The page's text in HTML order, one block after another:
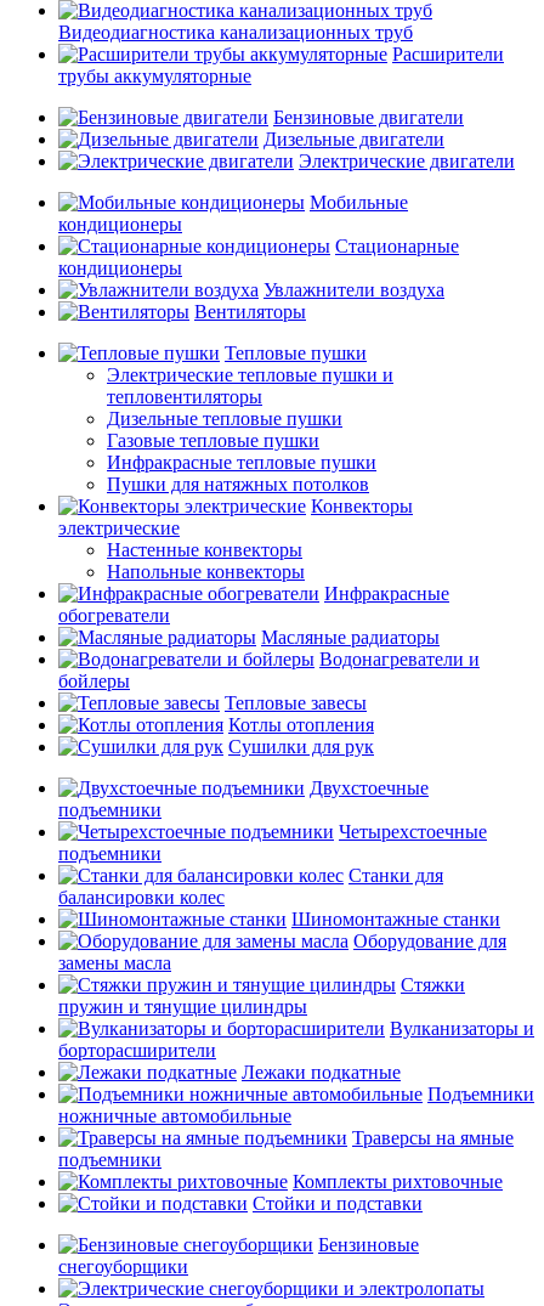
Видеодиагностика канализационных труб
Расширители
трубы аккумуляторные
Бензиновые двигатели
Дизельные двигатели
Электрические двигатели
Мобильные
кондиционеры
Стационарные
кондиционеры
Увлажнители воздуха
Вентиляторы
Тепловые пушки
Электрические тепловые пушки и
тепловентиляторы
Дизельные тепловые пушки
Газовые тепловые пушки
Инфракрасные тепловые пушки
Пушки для натяжных потолков
Конвекторы
электрические
Настенные конвекторы
Напольные конвекторы
Инфракрасные
обогреватели
Масляные радиаторы
Водонагреватели и
бойлеры
Тепловые завесы
Котлы отопления
Сушилки для рук
Двухстоечные
подъемники
Четырехстоечные
подъемники
Станки для
балансировки колес
Шиномонтажные станки
Оборудование для
замены масла
Стяжки
пружин и тянущие цилиндры
Вулканизаторы и
борторасширители
Лежаки подкатные
Подъемники
ножничные автомобильные
Траверсы на ямные
подъемники
Комплекты рихтовочные
Стойки и подставки
Бензиновые
снегоуборщики